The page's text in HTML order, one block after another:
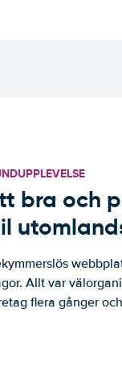
bra och
Allt var
flera gånger